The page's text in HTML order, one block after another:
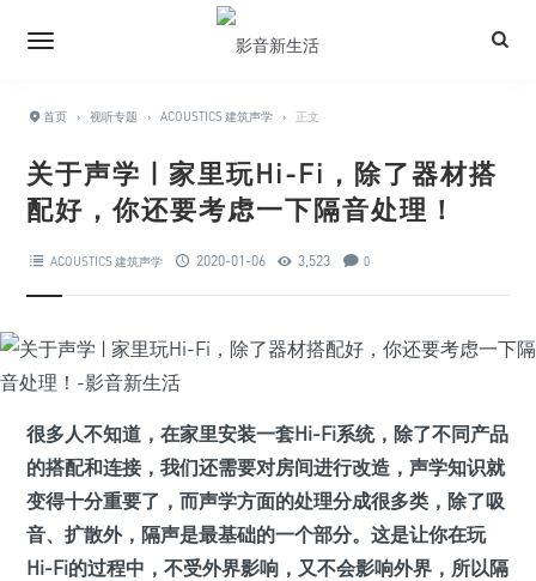
首页 › 视听专题 › ACOUSTICS 建筑声学 › 正文
关于声学 | 家里玩Hi-Fi，除了器材搭
配好，你还要考虑一下隔音处理！
ACOUSTICS 建筑声学 2020-01-06 3,523 0
很多人不知道，在家里安装一套Hi-Fi系统，除了不同产品
的搭配和连接，我们还需要对房间进行改造，声学知识就
变得十分重要了，而声学方面的处理分成很多类，除了吸
音、扩散外，隔声是最基础的一个部分。这是让你在玩
Hi-Fi的过程中，不受外界影响，又不会影响外界，所以隔